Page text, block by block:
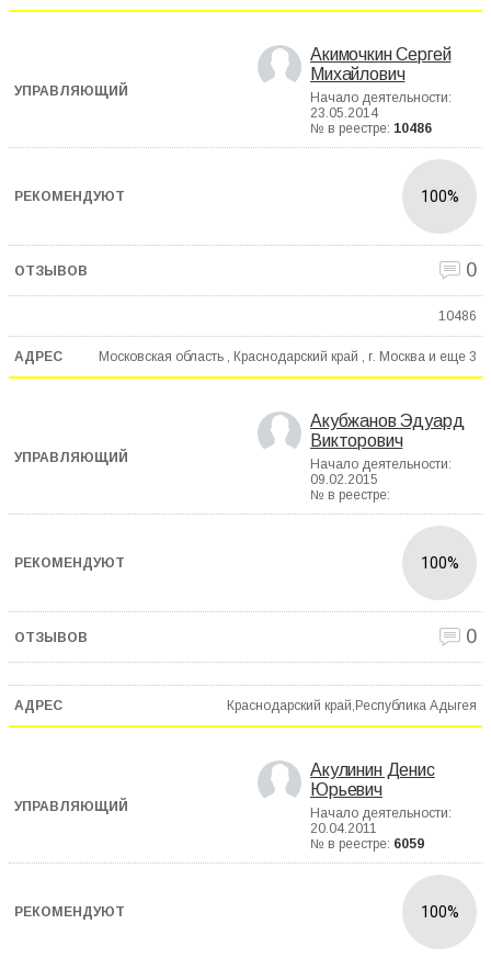
Акимочкин Сергей
Михайлович
Начало деятельности:
23.05.2014
№ в реестре: 10486
100%
0
10486
Московская область , Краснодарский край , г. Москва и еще 3
Акубжанов Эдуард
Викторович
Начало деятельности:
09.02.2015
№ в реестре:
100%
0
Краснодарский край,Республика Адыгея
Акулинин Денис
Юрьевич
Начало деятельности:
20.04.2011
№ в реестре: 6059
100%